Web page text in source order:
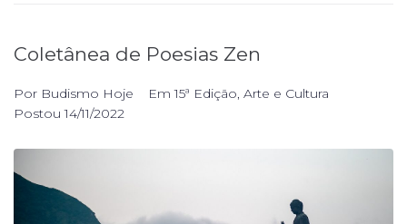
Coletânea de Poesias Zen
Por Budismo Hoje Em15ª Edição, Arte e Cultura
Postou14/11/2022